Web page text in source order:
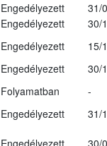
Engedélyezett
31/
Engedélyezett
30/
Engedélyezett
15/
Engedélyezett
30/
Folyamatban
-
Engedélyezett
31/